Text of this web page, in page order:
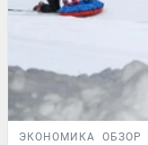
ЭКОНОМИКА ОБЗОР